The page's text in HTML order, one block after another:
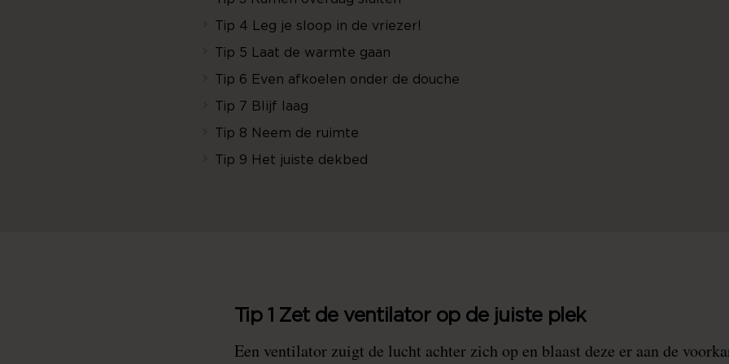
Tip 4 Leg je sloop in de vriezer!
Tip 5 Laat de warmte gaan
Tip 6 Even afkoelen onder de douche
Tip 7 Blijf laag
Tip 8 Neem de ruimte
Tip 9 Het juiste dekbed
Tip 1 Zet de ventilator op de juiste plek
Een ventilator zuigt de lucht achter zich op en blaast deze er aan de